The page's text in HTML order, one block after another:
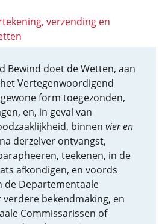
verzending en
Bewind doet de Wetten, aan
Vertegenwoordigend
form toegezonden,
en, in geval van
binnen vier en
derzelver ontvangst,
teekenen, in de
afkondigen, en voords
de Departementaale
bekendmaking, en
Commissarissen of